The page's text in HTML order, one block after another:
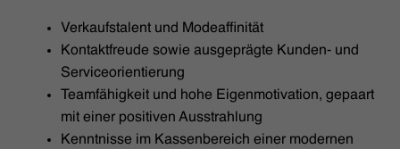
Verkaufstalent und Modeaffinität
Kontaktfreude sowie ausgeprägte Kunden- und
Serviceorientierung
Teamfähigkeit und hohe Eigenmotivation, gepaart
mit einer positiven Ausstrahlung
Kenntnisse im Kassenbereich einer modernen